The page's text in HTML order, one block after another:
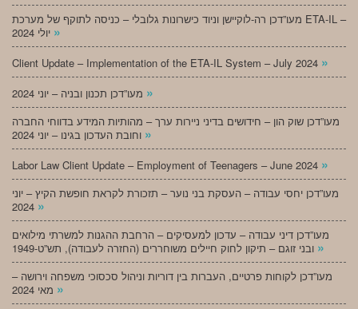
מעו”דכן רה-לוקיישן וניוד כישרונות גלובלי – כניסה לתוקף של מערכת ETA-IL –
»
Client Update – Implementation of the ETA-IL System – July 2024 »
»
מעו”דכן שוק הון – חידושים בדיני ניירות ערך – מהותיות המידע בדווחי החברה
»
Labor Law Client Update – Employment of Teenagers – June 2024 »
מעו”דכן יחסי עבודה – העסקת בני נוער – תזכורת לקראת חופשת הקיץ – יוני
»
מעו”דכן דיני עבודה – עדכון למעסיקים – הרחבת ההגנות למשרתי מילואים
»
מעו”דכן לקוחות פרטיים, העברות בין דוריות וניהול סכסוכי משפחה וירושה –
»